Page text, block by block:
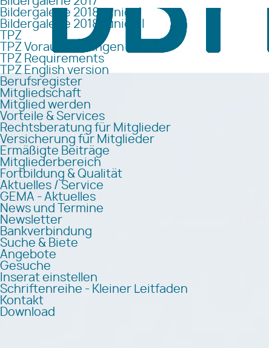
Bildergalerie 2018 Junior I
Bildergalerie 2018 Junior II
TPZ
TPZ Voraussetzungen
TPZ Requirements
TPZ English version
Berufsregister
Mitgliedschaft
Mitglied werden
Vorteile & Services
Rechtsberatung für Mitglieder
Versicherung für Mitglieder
Ermäßigte Beiträge
Mitgliederbereich
Fortbildung & Qualität
Aktuelles / Service
GEMA - Aktuelles
News und Termine
Newsletter
Bankverbindung
Suche & Biete
Angebote
Gesuche
Inserat einstellen
Schriftenreihe - Kleiner Leitfaden
Kontakt
Download